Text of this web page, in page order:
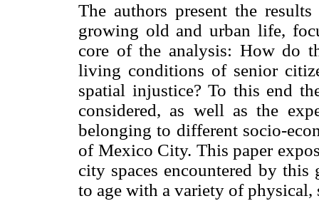
The authors present the
growing old and urban life,
core of the analysis: How do
living conditions of senior
spatial injustice? To this end
considered, as well as the
belonging to different socio-
of Mexico City. This paper
city spaces encountered by
to age with a variety of physical,